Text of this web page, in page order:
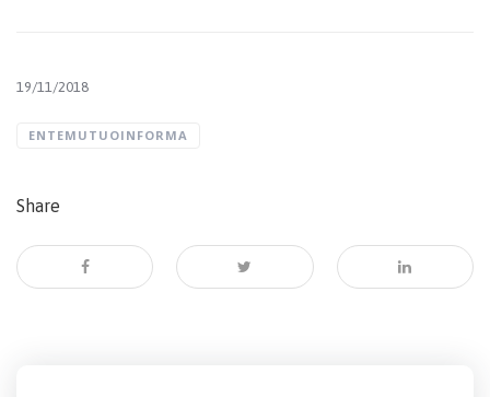
19/11/2018
ENTEMUTUOINFORMA
Share